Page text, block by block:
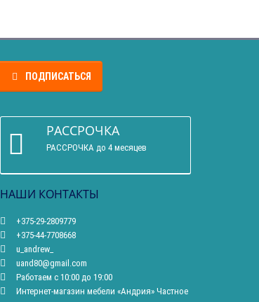
ПОДПИСАТЬСЯ
РАССРОЧКА
РАССРОЧКА до 4 месяцев
НАШИ КОНТАКТЫ
+375-29-2809779
+375-44-7708668
u_andrew_
uand80@gmail.com
Работаем с 10:00 до 19:00
Интернет-магазин мебели «Андрия» Частное